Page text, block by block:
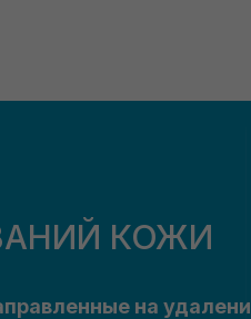
КОЖИ
на